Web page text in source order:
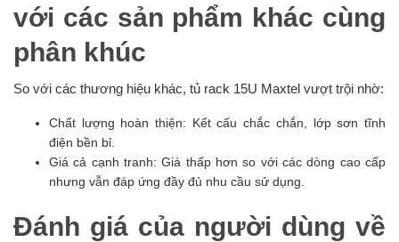
với các sản phẩm khác cùng
phân khúc
So với các thương hiệu khác, tủ rack 15U Maxtel vượt trội nhờ:
Chất lượng hoàn thiện: Kết cấu chắc chắn, lớp sơn tĩnh
điện bền bỉ.
Giá cả cạnh tranh: Giá thấp hơn so với các dòng cao cấp
nhưng vẫn đáp ứng đầy đủ nhu cầu sử dụng.
Đánh giá của người dùng về